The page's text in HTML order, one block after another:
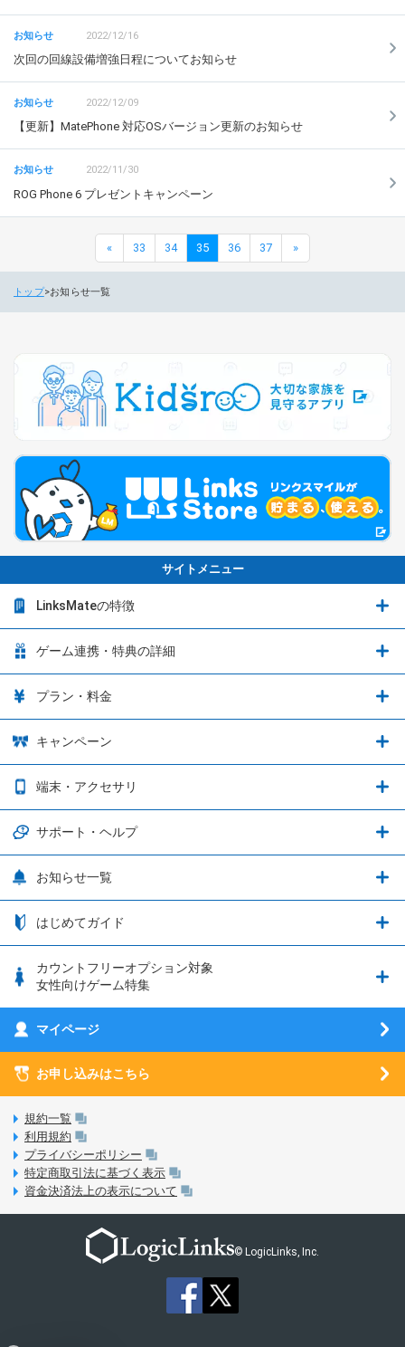
2022/12/16
次回の回線設備増強日程についてお知らせ
2022/12/09
【更新】MatePhone 対応OSバージョン更新のお知らせ
2022/11/30
ROG Phone 6 プレゼントキャンペーン
« 33 34 35 36 37 »
トップ お知らせ一覧
サイトメニュー
LinksMateの特徴
LinksMateの特徴
音声通話料金がもっとオトクに
データ通信容量繰り越し
通信エリアと通信速度状況
つながる端末保証
フィルタリングアプリ
5G回線オプションについて
LINE年齢認証について
LinksStoreについて
ゲーム連携・特典の詳細
ゲーム連携・特典の詳細
ブレイブソード×ブレイズソウル
ウマ娘 プリティーダービー
プリンセスコネクト！Re:Dive
釣り★スタ
ウマスクについて
プラン・料金
プラン・料金
3種類のSIMタイプ
日割り計算
キャンペーン
お得なキャンペーン実施中！
OPPO端末購入キャンペーン第5弾
端末・アクセサリ
端末・アクセサリ
iPhone利用について
動作確認済み端末一覧
サポート・ヘルプ
サポート・ヘルプ
nanoSIM･microSIM･通常SIMの初期設定方法
eSIMの初期設定方法
MVNOのギモンを解消！
3Dセキュアについて
未成年者の方のご契約
通信制限について
動作確認済み端末一覧
お知らせ一覧
お知らせ一覧
はじめてガイド
はじめてガイド
SIMサービスについて
SIMロック解除ガイド
LinksMateのサービスについて
LPについて
おすすめプラン
お申し込み方法
カウントフリーオプション対象
女性向けゲーム特集
刀剣乱舞-ONLINE- Pocket
あんさんぶるスターズ！！Music
マイページ
お申し込みはこちら
規約一覧
利用規約
プライバシーポリシー
特定商取引法に基づく表示
資金決済法上の表示について
© LogicLinks, Inc.